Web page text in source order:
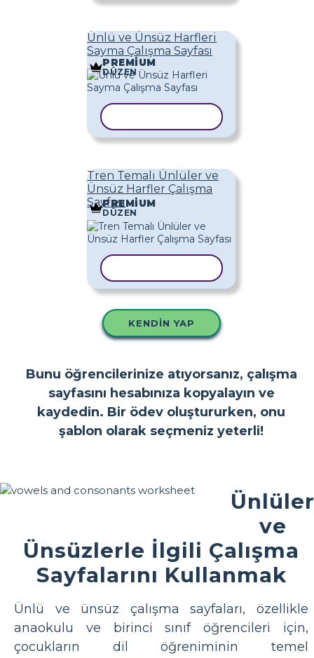
Ünlü ve Ünsüz Harfleri
Sayma Çalışma Sayfası
PREMIUM
DÜZEN
Tren Temalı Ünlüler ve
Ünsüz Harfler Çalışma
Sayfası
PREMIUM
DÜZEN
KENDIN YAP
Bunu öğrencilerinize atıyorsanız, çalışma
sayfasını hesabınıza kopyalayın ve
kaydedin. Bir ödev oluştururken, onu
şablon olarak seçmeniz yeterli!
Ünlüler
ve
Ünsüzlerle İlgili Çalışma
Sayfalarını Kullanmak
Ünlü ve ünsüz çalışma sayfaları, özellikle
anaokulu ve birinci sınıf öğrencileri için,
çocukların dil öğreniminin temel